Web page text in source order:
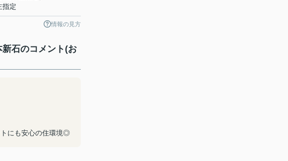
指定
情報の見方
石のコメント(お
トにも安心の住環境◎